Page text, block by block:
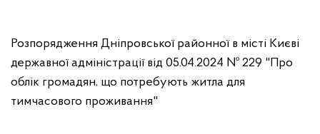
Розпорядження Дніпровської районної в місті Києві
державної адміністрації від 05.04.2024 № 229 "Про
облік громадян, що потребують житла для
тимчасового проживання"